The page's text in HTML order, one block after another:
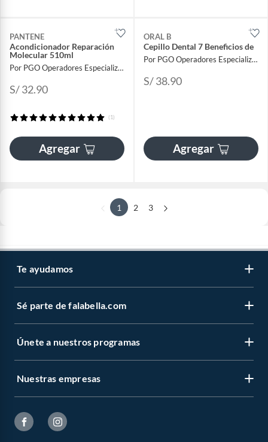
PANTENE
Acondicionador Reparación
Molecular 510ml
Por PGO Operadores Especializados
S/ 32.90
(1)
Agregar
ORAL B
Cepillo Dental 7 Beneficios de
Por PGO Operadores Especializados
S/ 38.90
Agregar
1 2 3
Te ayudamos
Sé parte de falabella.com
Únete a nuestros programas
Nuestras empresas